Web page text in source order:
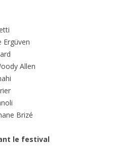
Ergüven
Allen
Brizé
le festival